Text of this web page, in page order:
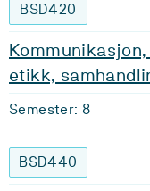
BSD420
etikk,
Semester: 8
BSD440